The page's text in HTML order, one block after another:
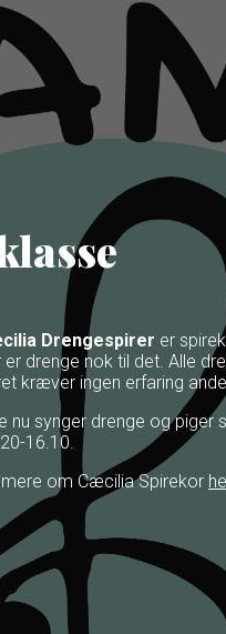
Drengespirer er
er drenge nok til det. Alle
kræver ingen erfaring
nu synger drenge og
16.10.
om Cæcilia Spirekor